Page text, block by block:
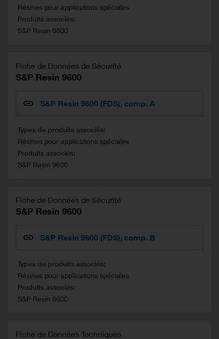
Résines pour applications spéciales
Produits associés
S&P Resin 9600
Fiche de Données de Sécurité
S&P Resin 9600
S&P Resin 9600 (FDS), comp. A
Types de produits associés
Résines pour applications spéciales
Produits associés
S&P Resin 9600
Fiche de Données de Sécurité
S&P Resin 9600
S&P Resin 9600 (FDS), comp. B
Types de produits associés
Résines pour applications spéciales
Produits associés
S&P Resin 9600
Fiche de Données Techniques